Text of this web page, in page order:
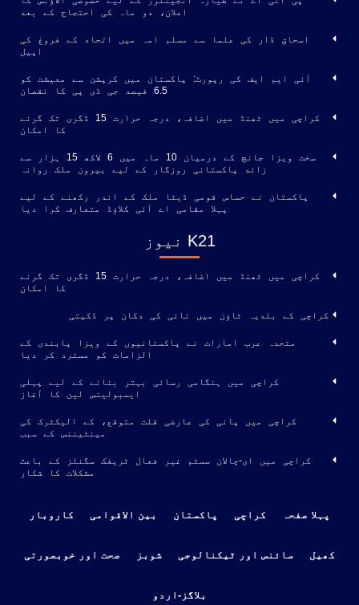
اعلان، دو ماہ کی احتجاج کے بعد
اسحاق ڈار کی علما سے مسلم امہ میں اتحاد کے فروغ کی
اپیل
آئی ایم ایف کی رپورٹ: پاکستان میں کرپشن سے معیشت کو
6.5 فیصد جی ڈی پی کا نقصان
کراچی میں ٹھنڈ میں اضافہ، درجہ حرارت 15 ڈگری تک گرنے
کا امکان
سخت ویزا جانچ کے درمیان 10 ماہ میں 6 لاکھ 15 ہزار سے
زائد پاکستانی روزگار کے لیے بیرون ملک روانہ
پاکستان نے حساس قومی ڈیٹا ملک کے اندر رکھنے کے لیے
پہلا مقامی اے آئی کلاؤڈ متعارف کرا دیا
K21 نیوز
کراچی میں ٹھنڈ میں اضافہ، درجہ حرارت 15 ڈگری تک گرنے
کا امکان
کراچی کے بلدیہ ٹاؤن میں نائی کی دکان پر ڈکیتی
متحدہ عرب امارات نے پاکستانیوں کے ویزا پابندی کے
الزامات کو مسترد کر دیا
کراچی میں ہنگامی رسائی بہتر بنانے کے لیے پہلی
ایمبولینس لین کا آغاز
کراچی میں پانی کی عارضی قلت متوقع، کے الیکٹرک کی
مینٹیننس کے سبب
کراچی میں ای-چالان سسٹم غیر فعال ٹریفک سگنلز کے باعث
مشکلات کا شکار
پہلا صفحہ کراچی پاکستان بین الاقوامی کاروبار
کھیل سائنس اور ٹیکنالوجی شوبز صحت اور خوبصورتی
بلاگز-اردو